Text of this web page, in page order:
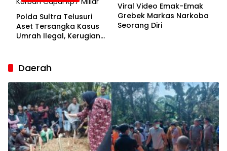
Polda Sultra Telusuri
Aset Tersangka Kasus
Umrah Ilegal, Kerugian
Viral Video Emak-Emak
Grebek Markas Narkoba
Seorang Diri
Daerah